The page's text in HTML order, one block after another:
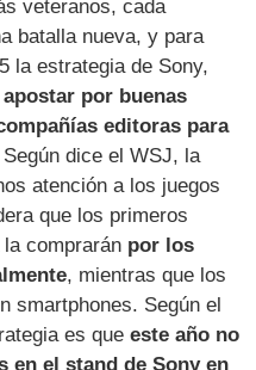
veteranos, cada
batalla nueva, y para
la estrategia de Sony,
apostar por buenas
editoras para
Según dice el WSJ, la
atención a los juegos
que los primeros
comprarán por los
, mientras que los
smartphones. Según el
es queeste año no
en el stand de Sony en